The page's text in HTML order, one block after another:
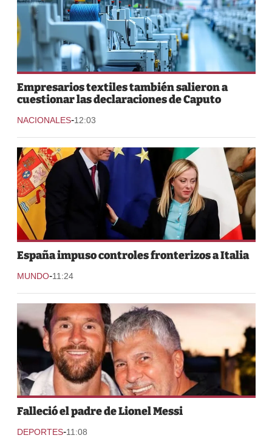
Empresarios textiles también salieron a
cuestionar las declaraciones de Caputo
NACIONALES-12:03
España impuso controles fronterizos a Italia
MUNDO-11:24
Falleció el padre de Lionel Messi
DEPORTES-11:08